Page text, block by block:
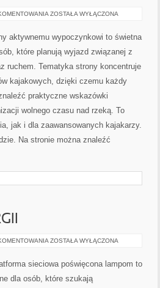
JACHTY
ZOSTAŁA WYŁĄCZONA
aktywnemu wypoczynkowi to świetna
które planują wyjazd związanej z
ruchem. Tematyka strony koncentruje
kajakowych, dzięki czemu każdy
praktyczne wskazówki
wolnego czasu nad rzeką. To
jak i dla zaawansowanych kajakarzy.
Na stronie można znaleźć
EKO
ENERGII
ZOSTAŁA WYŁĄCZONA
sieciowa poświęcona lampom to
dla osób, które szukają